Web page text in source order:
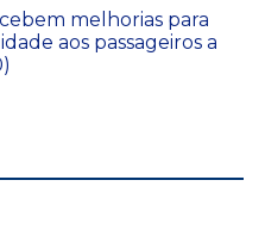
melhorias para
aos passageiros a